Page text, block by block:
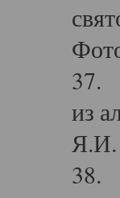
37.
из
Я.И.
38.